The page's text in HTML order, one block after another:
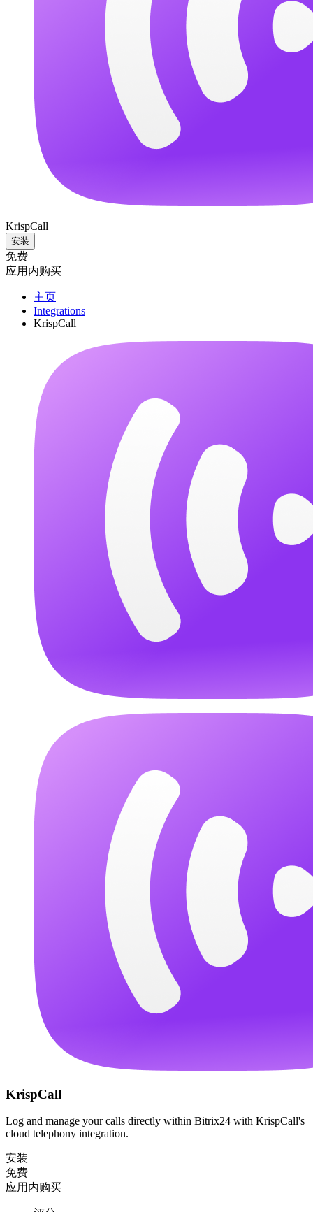
KrispCall
安装
免费
应用内购买
主页
Integrations
KrispCall
KrispCall
Log and manage your calls directly within Bitrix24 with KrispCall's
cloud telephony integration.
安装
免费
应用内购买